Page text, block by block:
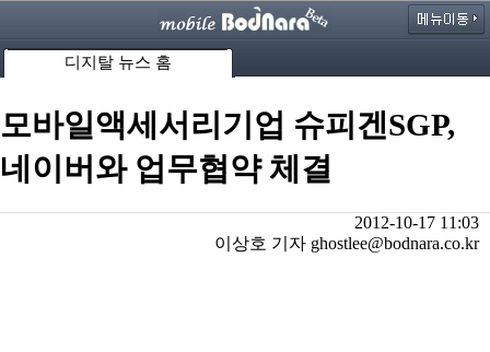
디지탈 뉴스 홈
모바일액세서리기업 슈피겐SGP,
네이버와 업무협약 체결
2012-10-17 11:03
이상호 기자 ghostlee@bodnara.co.kr